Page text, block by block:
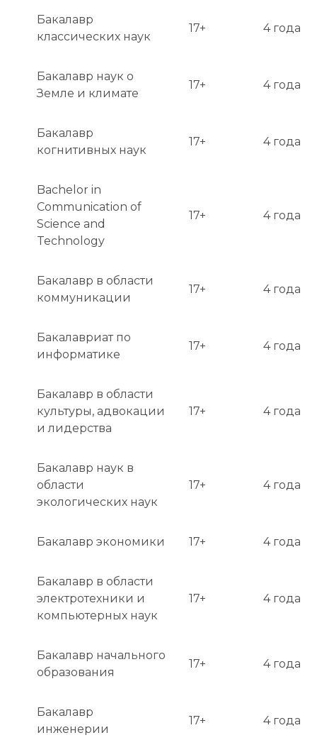
программы (например, Blair School of Music)
требуют прослушивания.
Квалификации или опыт: Для бакалавриата
важен всесторонний профиль с лидерством и
Для магистратуры/докторантуры требуется
соответствующий исследовательский или
профессиональный опыт.
Оповещение о результатах: Уведомления
приходят в установленные сроки (см. выше)
через портал для абитуриентов (Applicant
Portal). Официальные письма также
Бакалавр
классических наук
17+ 4 года
Бакалавр наук о
Земле и климате
17+ 4 года
Бакалавр
когнитивных наук
17+ 4 года
Bachelor in
Communication of
Science and
Technology
17+ 4 года
Бакалавр в области
коммуникации
17+ 4 года
Бакалавриат по
информатике
17+ 4 года
Бакалавр в области
культуры, адвокации
и лидерства
17+ 4 года
Бакалавр наук в
области
экологических наук
17+ 4 года
Бакалавр экономики 17+ 4 года
Бакалавр в области
электротехники и
компьютерных наук
17+ 4 года
Бакалавр начального
образования
17+ 4 года
Бакалавр
инженерии
17+ 4 года